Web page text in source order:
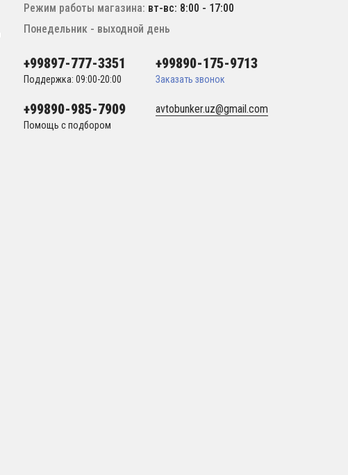
Режим работы магазина: вт-вс: 8:00 - 17:00
Понедельник - выходной день
+99897-777-3351
Поддержка: 09:00-20:00
+99890-175-9713
Заказать звонок
+99890-985-7909
Помощь с подбором
avtobunker.uz@gmail.com